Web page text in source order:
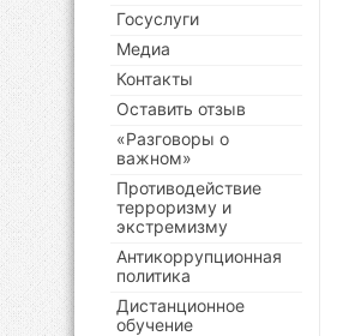
Госуслуги
Медиа
Контакты
Оставить отзыв
«Разговоры о
важном»
Противодействие
терроризму и
экстремизму
Антикоррупционная
политика
Дистанционное
обучение